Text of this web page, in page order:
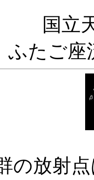
国立
ふたご座
の放射